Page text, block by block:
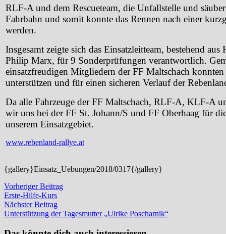
RLF-A und dem Rescueteam, die Unfallstelle und
Fahrbahn und somit konnte das Rennen nach einer
werden.
Insgesamt zeigte sich das Einsatzleitteam, bestehend
Philip Marx, für 9 Sonderprüfungen verantwortlich.
einsatzfreudigen Mitgliedern der FF Maltschach
unterstützen und für einen sicheren Verlauf der
Da alle Fahrzeuge der FF Maltschach, RLF-A, KLF-A
wir uns bei der FF St. Johann/S und FF Oberhaag für
unserem Einsatzgebiet.
www.rebenland-rallye.at
{gallery}Einsatz_Uebungen/2018/0317{/gallery}
Beitragsnavigation
Vorheriger BeitragVorheriger
Erste-Hilfe-Kurs
Nächster BeitragNächster
Beitrag:
Unterstützung der Tagesmutter „Ulrike Poscharnik“